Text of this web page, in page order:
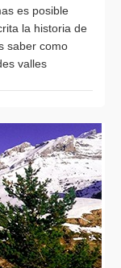
es posible
la historia de
saber como
valles